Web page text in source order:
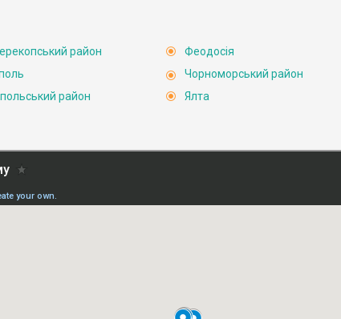
район
район
Феодосія
Чорноморський район
Ялта